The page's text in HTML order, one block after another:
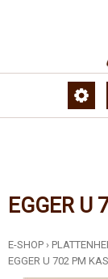
EGGER U
E-SHOP ›
EGGER U 702 PM